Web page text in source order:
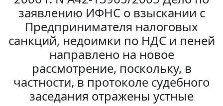
заявлению ИФНС о взыскании с
Предпринимателя налоговых
санкций, недоимки по НДС и пеней
направлено на новое
рассмотрение, поскольку, в
частности, в протоколе судебного
заседания отражены устные